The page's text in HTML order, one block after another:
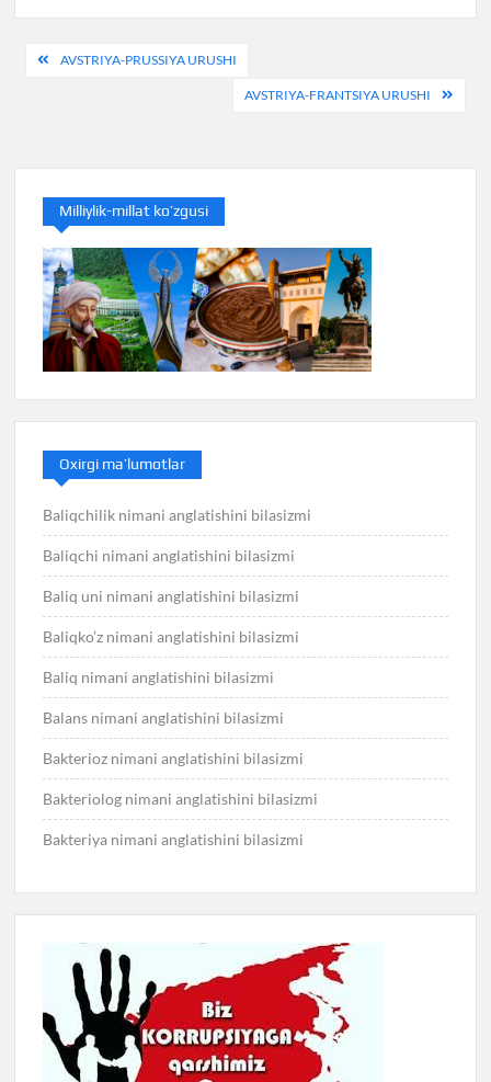
PostAVSTRIYA-PRUSSIYA URUSHI
AVSTRIYA-FRANTSIYA URUSHI
Milliylik-millat ko’zgusi
Oxirgi ma’lumotlar
Baliqchilik nimani anglatishini bilasizmi
Baliqchi nimani anglatishini bilasizmi
Baliq uni nimani anglatishini bilasizmi
Baliqko’z nimani anglatishini bilasizmi
Baliq nimani anglatishini bilasizmi
Balans nimani anglatishini bilasizmi
Bakterioz nimani anglatishini bilasizmi
Bakteriolog nimani anglatishini bilasizmi
Bakteriya nimani anglatishini bilasizmi